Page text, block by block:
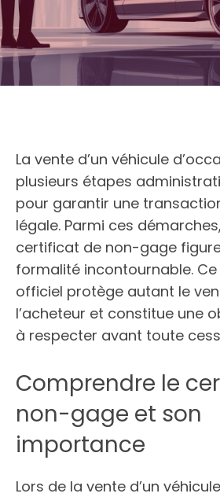
La vente d’un véhicule
plusieurs étapes
pour garantir une
légale. Parmi ces
certificat de non-gage
formalité incontournable.
officiel protège autant le
l’acheteur et constitue une
à respecter avant toute
Comprendre le
non-gage et son
importance
Lors de la vente d’un